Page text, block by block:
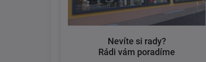
Nevíte si rady?
Rádi vám poradíme